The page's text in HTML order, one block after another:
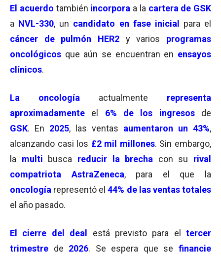
El acuerdo también incorpora a la cartera de GSK
a NVL-330, un candidato en fase inicial
para el
cáncer de pulmón HER2
y varios programas
oncológicos que aún se encuentran en ensayos
clínicos.
La oncología actualmente representa
aproximadamente el 6% de los ingresos de
GSK. En 2025, las ventas aumentaron un 43%,
alcanzando casi los £2 mil millones. Sin embargo,
la multi busca reducir la brecha con su rival
compatriota
AstraZeneca, para el que la
oncología representó el44% de las ventas totales
el año pasado.
El cierre del deal está previsto para el tercer
trimestre de 2026. Se espera que sefinancie